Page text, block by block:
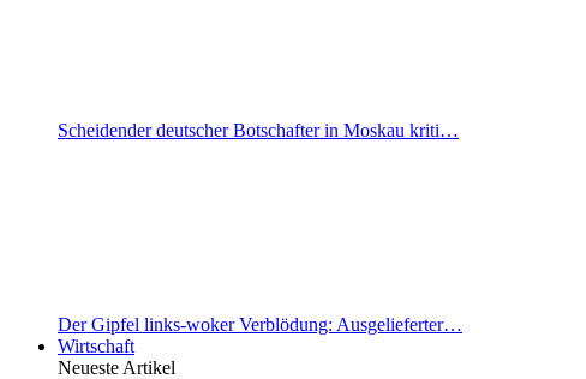
Scheidender deutscher Botschafter in Moskau kriti…
Der Gipfel links-woker Verblödung: Ausgelieferter…
Wirtschaft
Neueste Artikel